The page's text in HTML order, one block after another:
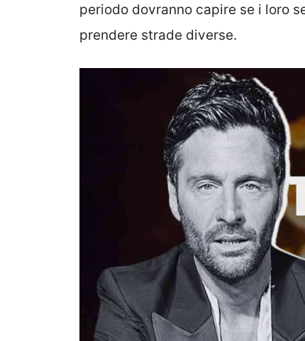
periodo dovranno capire se i loro
prendere strade diverse.